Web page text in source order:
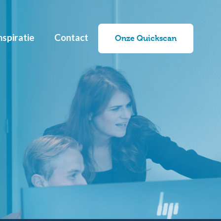
Contact Onze Quickscan